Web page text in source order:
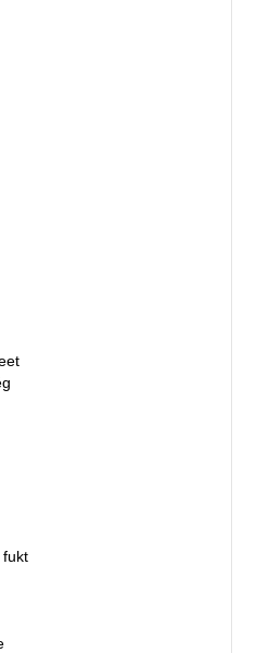
fukt